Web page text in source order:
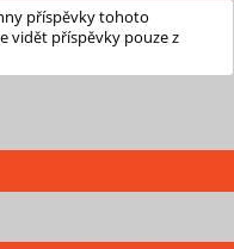
příspěvky tohoto
vidět příspěvky pouze z